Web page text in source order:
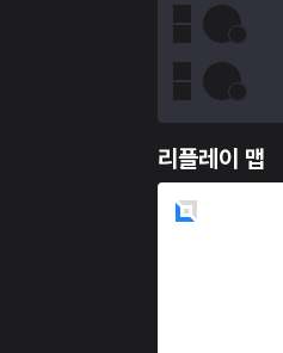
리플레이 맵